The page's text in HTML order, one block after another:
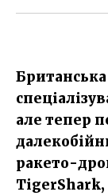
але тепер
ракето-
TigerShark,